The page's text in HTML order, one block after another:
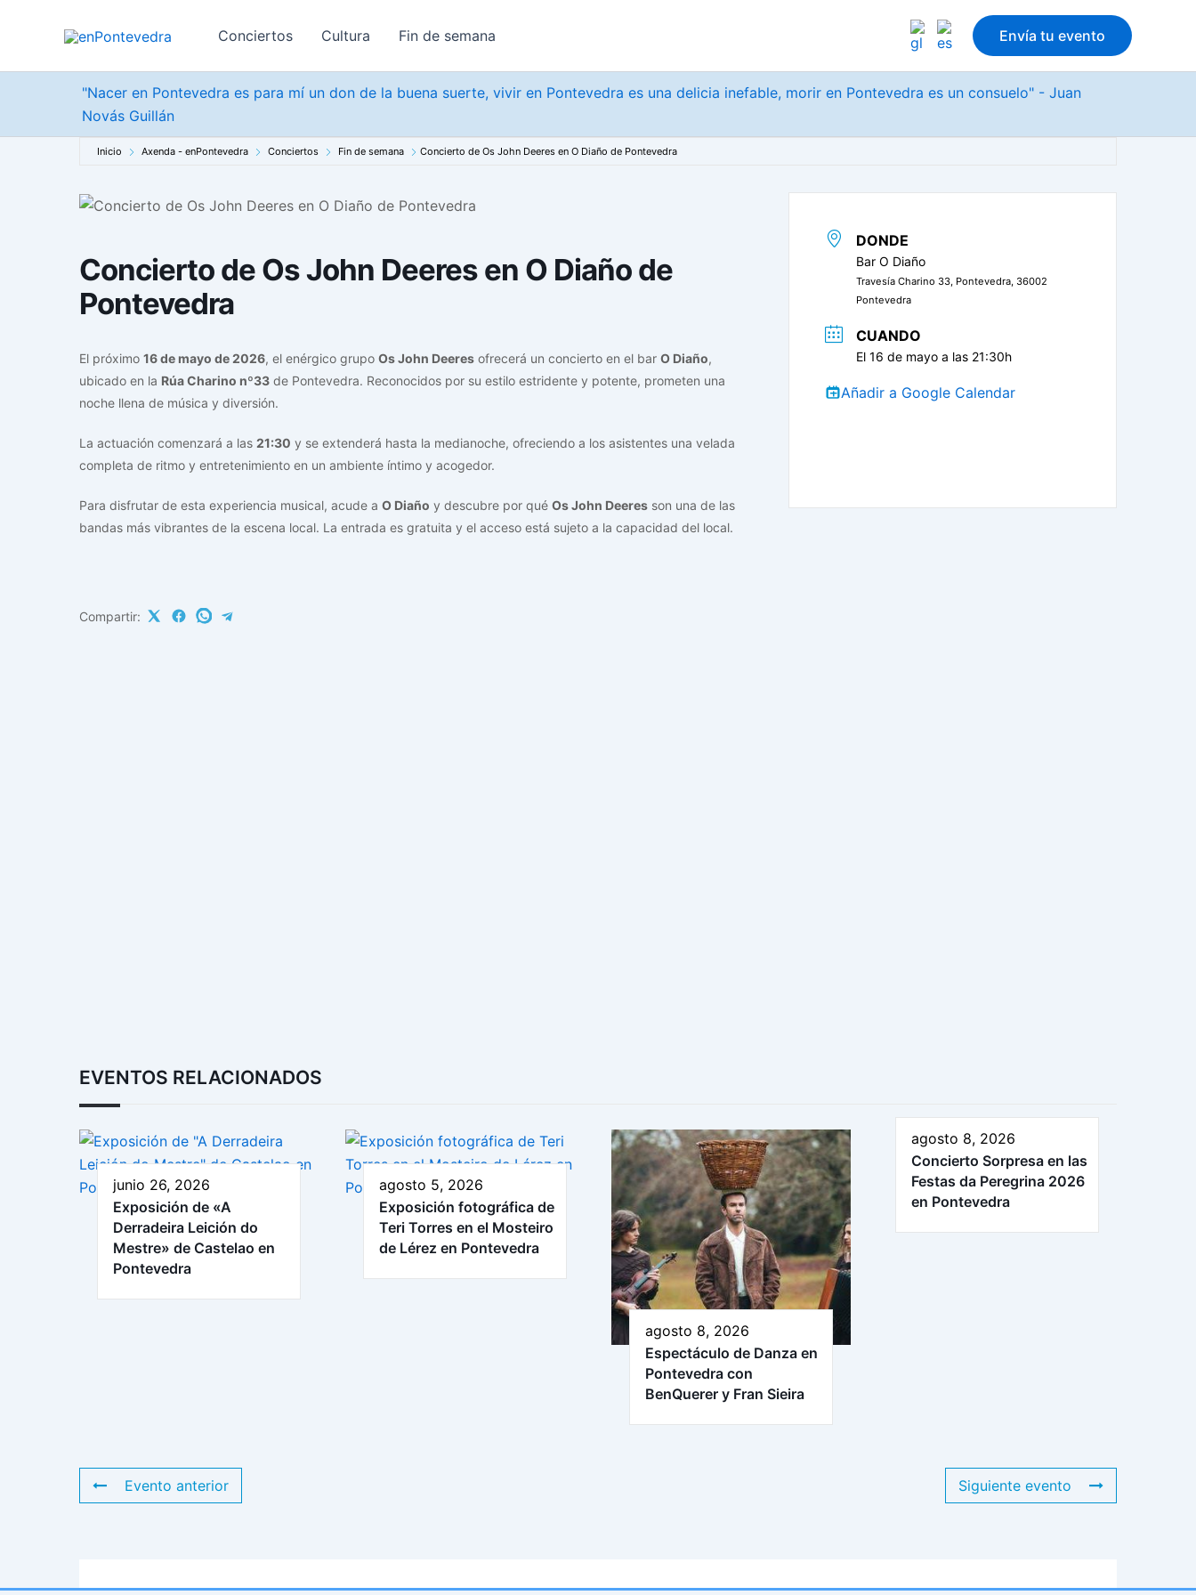
Conciertos Cultura Fin de semana Envía tu evento
"Nacer en Pontevedra es para mí un don de la buena suerte, vivir en Pontevedra es una delicia inefable, morir en Pontevedra es un consuelo" - Juan
Novás Guillán
Inicio Axenda - enPontevedra Conciertos Fin de semana Concierto de Os John Deeres en O Diaño de Pontevedra
Concierto de Os John Deeres en O Diaño de
Pontevedra
El próximo 16 de mayo de 2026, el enérgico grupo Os John Deeres ofrecerá un concierto en el bar O Diaño,
ubicado en la Rúa Charino nº33 de Pontevedra. Reconocidos por su estilo estridente y potente, prometen una
noche llena de música y diversión.
La actuación comenzará a las 21:30 y se extenderá hasta la medianoche, ofreciendo a los asistentes una velada
completa de ritmo y entretenimiento en un ambiente íntimo y acogedor.
Para disfrutar de esta experiencia musical, acude a O Diaño y descubre por qué Os John Deeres son una de las
bandas más vibrantes de la escena local. La entrada es gratuita y el acceso está sujeto a la capacidad del local.
Compartir:
DONDE
Bar O Diaño
Travesía Charino 33, Pontevedra, 36002
Pontevedra
CUANDO
El 16 de mayo a las 21:30h
Añadir a Google Calendar
EVENTOS RELACIONADOS
junio 26, 2026
Exposición de «A
Derradeira Leición do
Mestre» de Castelao en
Pontevedra
agosto 5, 2026
Exposición fotográfica de
Teri Torres en el Mosteiro
de Lérez en Pontevedra
agosto 8, 2026
Espectáculo de Danza en
Pontevedra con
BenQuerer y Fran Sieira
agosto 8, 2026
Concierto Sorpresa en las
Festas da Peregrina 2026
en Pontevedra
Evento anterior Siguiente evento